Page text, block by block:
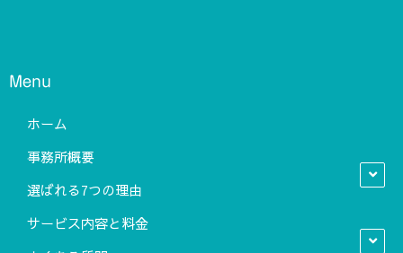
Menu
ホーム
事務所概要
選ばれる7つの理由
サービス内容と料金